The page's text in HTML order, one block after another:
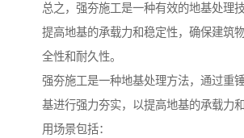
总之，强夯施工是一种有效的地基处理
提高地基的承载力和稳定性，确保建筑
全性和耐久性。
强夯施工是一种地基处理方法，通过重
基进行强力夯实，以提高地基的承载力
用场景包括：